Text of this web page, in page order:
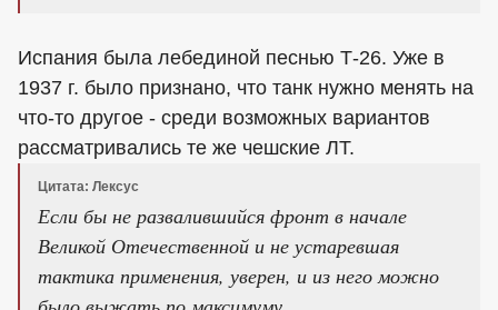
Испания была лебединой песнью Т-26. Уже в
1937 г. было признано, что танк нужно менять на
что-то другое - среди возможных вариантов
рассматривались те же чешские ЛТ.
Цитата: Лексус
Если бы не развалившийся фронт в начале
Великой Отечественной и не устаревшая
тактика применения, уверен, и из него можно